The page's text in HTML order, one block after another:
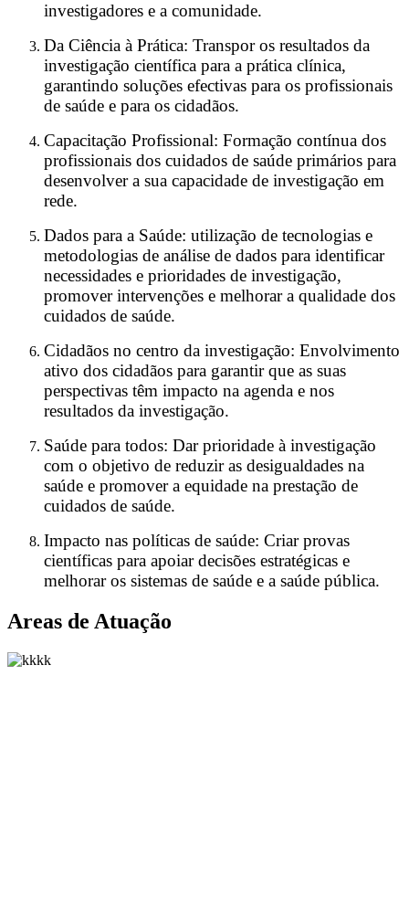
investigadores e a comunidade.
Da Ciência à Prática: Transpor os resultados da
investigação científica para a prática clínica,
garantindo soluções efectivas para os profissionais
de saúde e para os cidadãos.
Capacitação Profissional: Formação contínua dos
profissionais dos cuidados de saúde primários para
desenvolver a sua capacidade de investigação em
rede.
Dados para a Saúde: utilização de tecnologias e
metodologias de análise de dados para identificar
necessidades e prioridades de investigação,
promover intervenções e melhorar a qualidade dos
cuidados de saúde.
Cidadãos no centro da investigação: Envolvimento
ativo dos cidadãos para garantir que as suas
perspectivas têm impacto na agenda e nos
resultados da investigação.
Saúde para todos: Dar prioridade à investigação
com o objetivo de reduzir as desigualdades na
saúde e promover a equidade na prestação de
cuidados de saúde.
Impacto nas políticas de saúde: Criar provas
científicas para apoiar decisões estratégicas e
melhorar os sistemas de saúde e a saúde pública.
Areas de Atuação